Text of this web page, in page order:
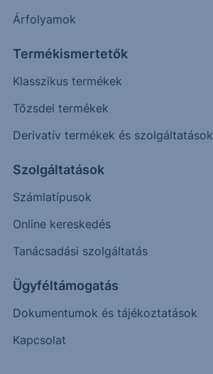
Árfolyamok
Termékismertetők
Klasszikus termékek
Tőzsdei termékek
Derivatív termékek és szolgáltatások
Szolgáltatások
Számlatípusok
Online kereskedés
Tanácsadási szolgáltatás
Ügyféltámogatás
Dokumentumok és tájékoztatások
Kapcsolat
138.00
144.00